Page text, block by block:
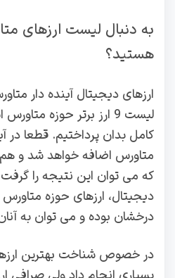
به دنبال لیست ارزهای
هستید؟
ارزهای دیجیتال آینده دار
لیست 9 ارز برتر حوزه
کامل بدان پرداختیم. قطعا در
متاورس اضافه خواهد شد و هم
که می توان این نتیجه را
دیجیتال، ارزهای حوزه متاورس
درخشان بوده و می توان به
در خصوص شناخت بهترین